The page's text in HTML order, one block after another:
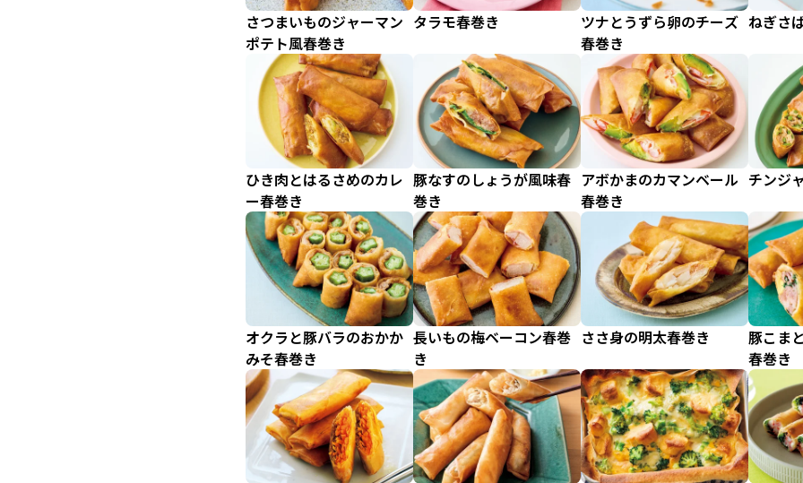
さつまいものジャーマン
ポテト風春巻き
タラモ春巻き
ツナとうずら卵のチーズ
春巻き
ねぎさ
ひき肉とはるさめのカレ
ー春巻き
豚なすのしょうが風味春
巻き
アボかまのカマンベール
春巻き
チンジ
オクラと豚バラのおかか
みそ春巻き
長いもの梅ベーコン春巻
き
ささ身の明太春巻き
豚こま
春巻き